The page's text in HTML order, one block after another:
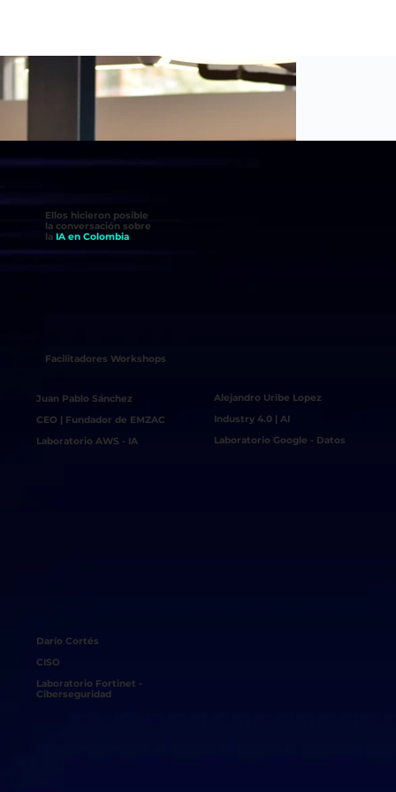
Facilitadores Workshops
Juan Pablo Sánchez
CEO | Fundador de EMZAC
Laboratorio AWS - IA
Alejandro Uribe Lopez
Industry 4.0 | AI
Laboratorio Google - Datos
Darío Cortés
CISO
Laboratorio Fortinet -
Ciberseguridad
Ellos hicieron posible
la conversación sobre
la IA en Colombia